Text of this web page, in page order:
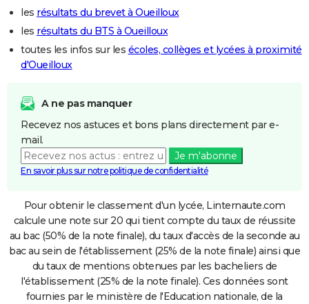
les résultats du brevet à Oueilloux
les résultats du BTS à Oueilloux
toutes les infos sur les écoles, collèges et lycées à proximité
d'Oueilloux
A ne pas manquer
Recevez nos astuces et bons plans directement par e-
mail.
Je m'abonne
En savoir plus sur notre politique de confidentialité
Pour obtenir le classement d'un lycée, Linternaute.com
calcule une note sur 20 qui tient compte du taux de réussite
au bac (50% de la note finale), du taux d'accès de la seconde au
bac au sein de l'établissement (25% de la note finale) ainsi que
du taux de mentions obtenues par les bacheliers de
l'établissement (25% de la note finale). Ces données sont
fournies par le ministère de l'Education nationale, de la